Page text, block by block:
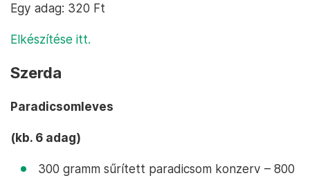
Egy adag: 320 Ft
Elkészítése itt.
Szerda
Paradicsomleves
(kb. 6 adag)
300 gramm sűrített paradicsom konzerv – 800